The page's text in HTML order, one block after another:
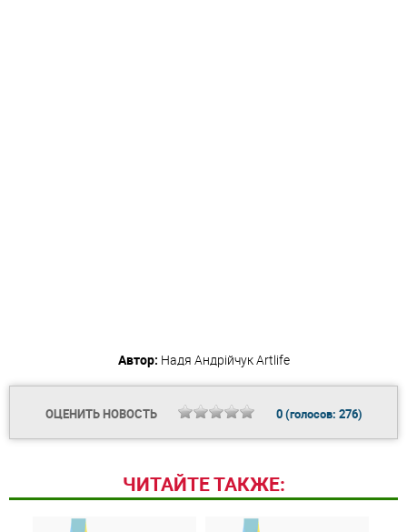
Автор: Надя АндрійчукArtlife
ОЦЕНИТЬ НОВОСТЬ 0(голосов: 276)
ЧИТАЙТЕ ТАКЖЕ: